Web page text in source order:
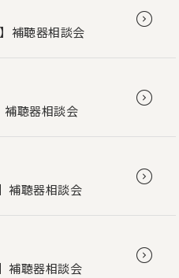
補聴器相談会
聴器相談会
補聴器相談会
補聴器相談会